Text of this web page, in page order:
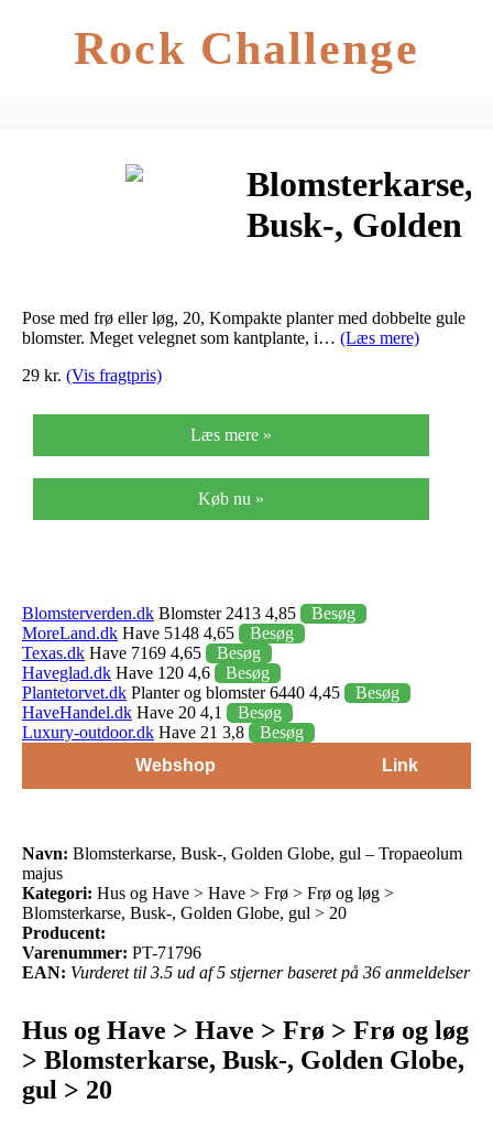
Rock Challenge
Blomsterkarse,
Busk-, Golden
Tropaeolum
majus
Pose med frø eller løg, 20, Kompakte planter med dobbelte gule
blomster. Meget velegnet som kantplante, i… (Læs mere)
29 kr. (Vis fragtpris)
Læs mere »
Køb nu »
Blomsterverden.dk Blomster 2413 4,85
Besøg
MoreLand.dk Have 5148 4,65
Besøg
Texas.dk Have 7169 4,65
Besøg
Haveglad.dk Have 120 4,6
Besøg
Plantetorvet.dk Planter og blomster 6440 4,45
Besøg
HaveHandel.dk Have 20 4,1
Besøg
Luxury-outdoor.dk Have 21 3,8
Besøg
Webshop
Link
Navn: Blomsterkarse, Busk-, Golden Globe, gul – Tropaeolum
majus
Kategori: Hus og Have > Have > Frø > Frø og løg >
Blomsterkarse, Busk-, Golden Globe, gul > 20
Producent:
Varenummer: PT-71796
EAN: Vurderet til 3.5 ud af 5 stjerner baseret på 36 anmeldelser
Hus og Have > Have > Frø > Frø og løg
> Blomsterkarse, Busk-, Golden Globe,
gul > 20